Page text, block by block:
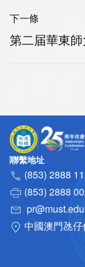
下一條
第二届華東
聯繫地址
(853) 2888
(853) 2888
中國澳門氹